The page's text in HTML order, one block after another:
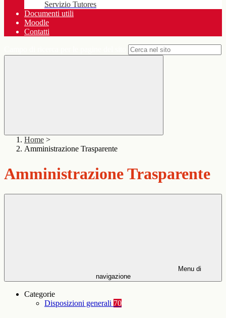
Servizio Tutores
Documenti utili
Moodle
Contatti
Home >
Amministrazione Trasparente
Amministrazione Trasparente
Menu di
navigazione
Categorie
Disposizioni generali 70